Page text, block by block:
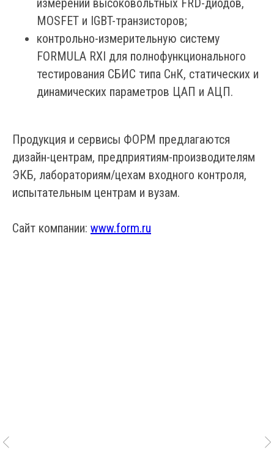
измерений высоковольтных FRD-диодов,
MOSFET и IGBT-транзисторов;
контрольно-измерительную систему
FORMULA RXI для полнофункционального
тестирования СБИС типа СнК, статических и
динамических параметров ЦАП и АЦП.
Продукция и сервисы ФОРМ предлагаются
дизайн-центрам, предприятиям-производителям
ЭКБ, лабораториям/цехам входного контроля,
испытательным центрам и вузам.
Сайт компании: www.form.ru